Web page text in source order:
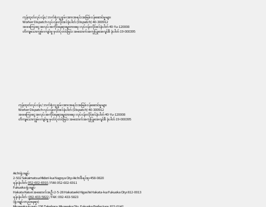
ကုန်ထုတ်လုပ်ငန်း/ ဘက်စုံလူ့စွမ်းအားအရင်းအမြစ်ဝန်ဆောင်မှုများ
Worker Dispatch လုပ်ငန်းလိုင်စင်နံပါတ် (Dispatch) 40-300912
အခကြေးငွေ အလုပ်အကိုင်နေရာချထားရေး လုပ်ငန်းလိုင်စင်နံပါတ် 40-Yu-120008
တိကျသောကျွမ်းကျင်မှု မှတ်ပုံတင်ခြင်း အထောက်အကူပြုအေဂျင်စီ နံပါတ် 19-000395
ကုန်ထုတ်လုပ်ငန်း/ ဘက်စုံလူ့စွမ်းအားအရင်းအမြစ်ဝန်ဆောင်မှုများ
Worker Dispatch လုပ်ငန်းလိုင်စင်နံပါတ် (Dispatch) 40-300912
အခကြေးငွေ အလုပ်အကိုင်နေရာချထားရေး လုပ်ငန်းလိုင်စင်နံပါတ် 40-Yu-120008
တိကျသောကျွမ်းကျင်မှု မှတ်ပုံတင်ခြင်း အထောက်အကူပြုအေဂျင်စီ နံပါတ် 19-000395
Aichi ရုံးချုပ်
2-502 Sakaimatsu၊ Midori-ku၊ Nagoya City၊ Aichi စီရင်စု၊ 458-0820
ဖုန်းနံပါတ်:052-602-6910/ FAX: 052-602-6911
Fukuoka ရုံးချုပ်
Hakata Kaisei အဆောက်အဦ၊ 2-5-28 Hakataeki Higashi၊ Hakata-ku၊ Fukuoka City၊ 812-0013
ဖုန်းနံပါတ် :092-433-5822/ FAX : 092-433-5823
(ရုံးချုပ်တည်နေရာ)